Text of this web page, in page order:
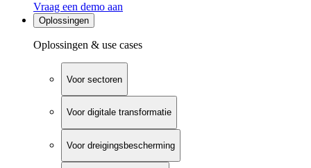
Vraag een demo aan
Oplossingen
Oplossingen & use cases
Voor sectoren
Voor digitale transformatie
Voor dreigingsbescherming